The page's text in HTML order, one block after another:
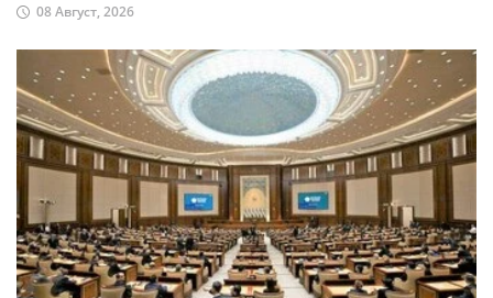
08 Август, 2026